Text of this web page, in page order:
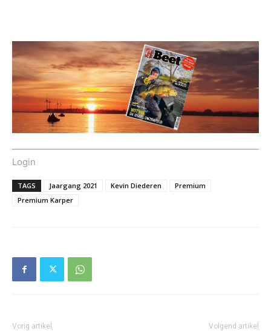
Login
TAGS Jaargang 2021 Kevin Diederen
Premium
Premium Karper
Vorig artikel Volgend artikel